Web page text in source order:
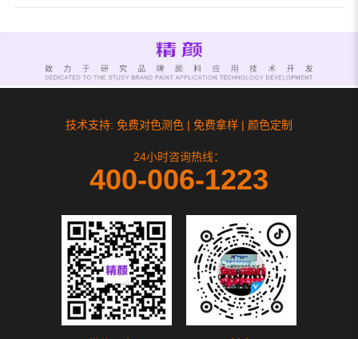
技术支持: 免费对色测色 | 免费拿样 | 颜色定制
24小时咨询热线：
400-006-1223